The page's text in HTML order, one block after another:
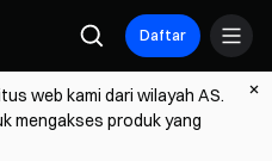
Daftar
web kami dari wilayah AS.
mengakses produk yang